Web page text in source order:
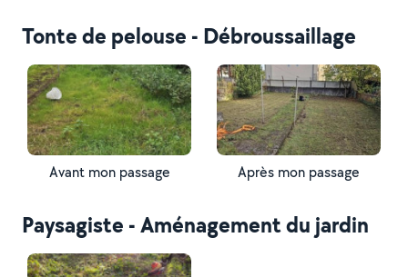
Tonte de pelouse - Débroussaillage
Avant mon passage Après mon passage
Paysagiste - Aménagement du jardin